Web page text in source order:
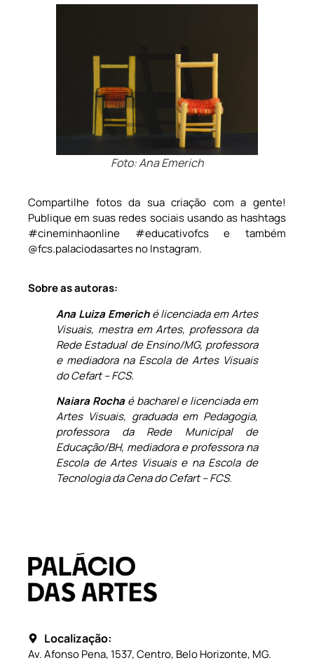
Foto: Ana Emerich
Compartilhe fotos da sua criação com a gente!
Publique em suas redes sociais usando as hashtags
#cineminhaonline #educativofcs e também
@fcs.palaciodasartes no Instagram.
Sobre as autoras:
Ana Luiza Emeriché licenciada em Artes
Visuais, mestra em Artes, professora da
Rede Estadual de Ensino/MG, professora
e mediadora na Escola de Artes Visuais
do Cefart – FCS.
Naiara Rochaé bacharel e licenciada em
Artes Visuais, graduada em Pedagogia,
professora da Rede Municipal de
Educação/BH, mediadora e professora na
Escola de Artes Visuais e na Escola de
Tecnologia da Cena do Cefart – FCS.
Localização:
Av. Afonso Pena, 1537, Centro, Belo Horizonte, MG.